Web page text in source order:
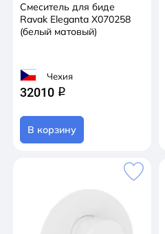
Смеситель для биде
Ravak Eleganta X070258
(белый матовый)
Чехия
32010 q
В корзину